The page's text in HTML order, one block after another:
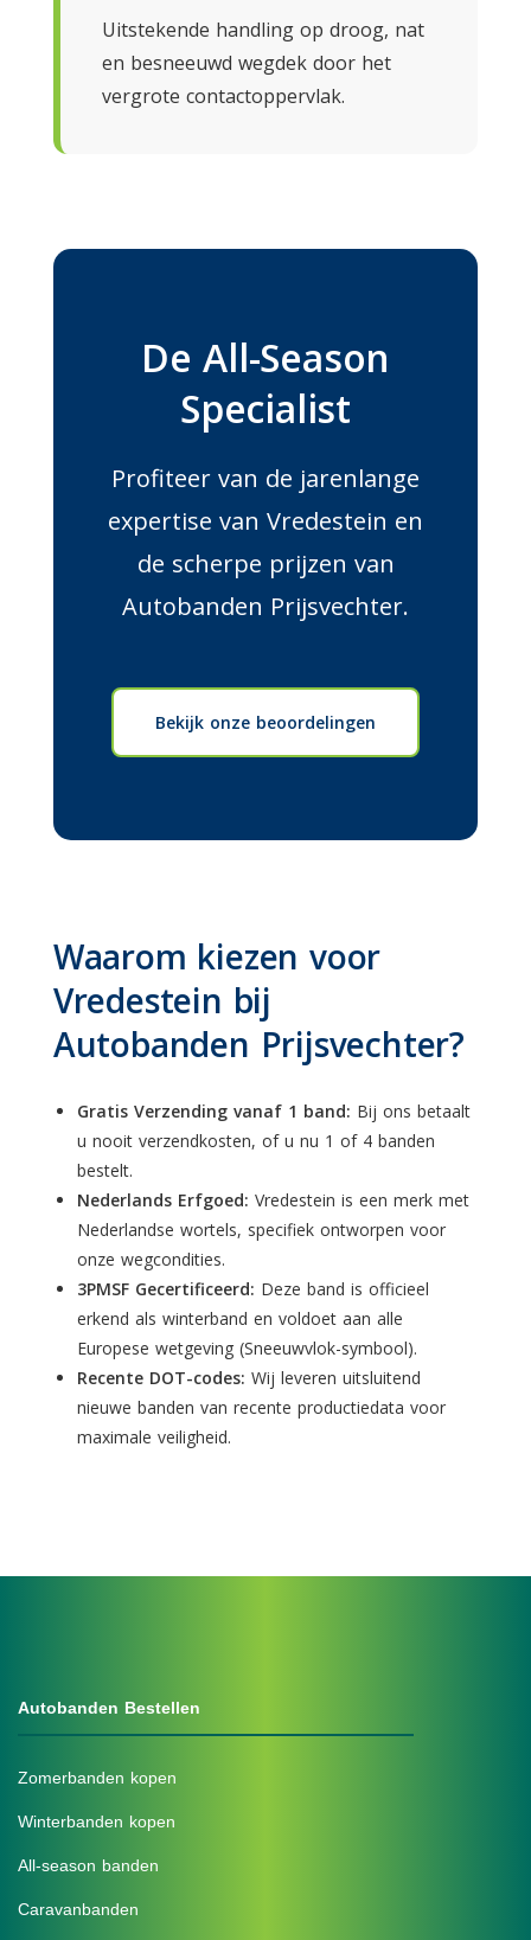
Uitstekende handling op droog, nat
en besneeuwd wegdek door het
vergrote contactoppervlak.
De All-Season
Specialist
Profiteer van de jarenlange
expertise van Vredestein en
de scherpe prijzen van
Autobanden Prijsvechter.
Bekijk onze beoordelingen
Waarom kiezen voor
Vredestein bij
Autobanden Prijsvechter?
Gratis Verzending vanaf 1 band: Bij ons betaalt
u nooit verzendkosten, of u nu 1 of 4 banden
bestelt.
Nederlands Erfgoed: Vredestein is een merk met
Nederlandse wortels, specifiek ontworpen voor
onze wegcondities.
3PMSF Gecertificeerd: Deze band is officieel
erkend als winterband en voldoet aan alle
Europese wetgeving (Sneeuwvlok-symbool).
Recente DOT-codes: Wij leveren uitsluitend
nieuwe banden van recente productiedata voor
maximale veiligheid.
Autobanden Bestellen
Zomerbanden kopen
Winterbanden kopen
All-season banden
Caravanbanden